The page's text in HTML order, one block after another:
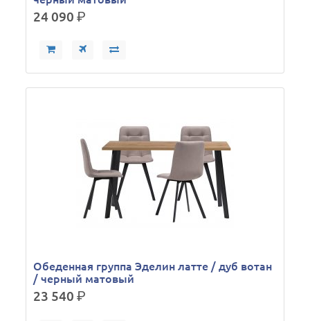
24 090р.
Обеденная группа Эделин латте / дуб вотан
/ черный матовый
23 540р.